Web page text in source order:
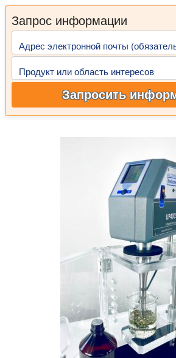
Запрос информации
Адрес электронной почты
Продукт или область интересов
Запросить